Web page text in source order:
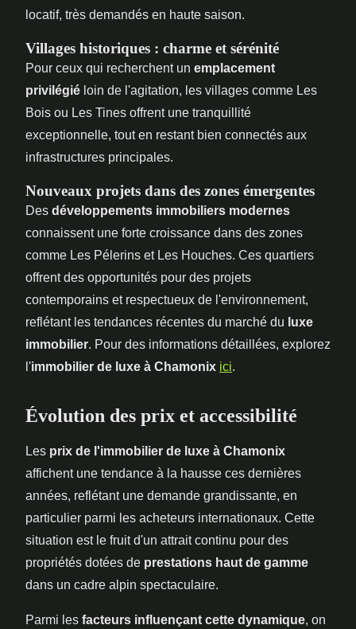
locatif, très demandés en haute saison.
Villages historiques : charme et sérénité
Pour ceux qui recherchent un emplacement
privilégié loin de l'agitation, les villages comme Les
Bois ou Les Tines offrent une tranquillité
exceptionnelle, tout en restant bien connectés aux
infrastructures principales.
Nouveaux projets dans des zones émergentes
Des développements immobiliers modernes
connaissent une forte croissance dans des zones
comme Les Pélerins et Les Houches. Ces quartiers
offrent des opportunités pour des projets
contemporains et respectueux de l'environnement,
reflétant les tendances récentes du marché du luxe
immobilier. Pour des informations détaillées, explorez
l'immobilier de luxe à Chamonix ici.
Évolution des prix et accessibilité
Les prix de l'immobilier de luxe à Chamonix
affichent une tendance à la hausse ces dernières
années, reflétant une demande grandissante, en
particulier parmi les acheteurs internationaux. Cette
situation est le fruit d'un attrait continu pour des
propriétés dotées de prestations haut de gamme
dans un cadre alpin spectaculaire.
Parmi les facteurs influençant cette dynamique, on